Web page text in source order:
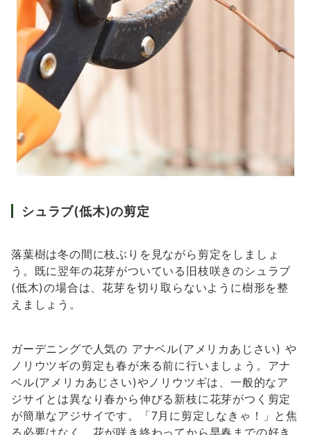
シュラブ(低木)の剪定
落葉樹は冬の間に枝ぶりを見ながら剪定をしましょ
う。既に翌年の花芽がついている旧枝咲きのシュラブ
(低木)の場合は、花芽を切り取らないように樹形を整
えましょう。
ガーデニングで人気の アナベル(アメリカあじさい) や
ノリウツギの剪定も春が来る前に行いましょう。アナ
ベル(アメリカあじさい)やノリウツギは、一般的なア
ジサイとは異なり春から伸びる新枝に花芽がつく剪定
が簡単なアジサイです。「7月に剪定しなきゃ！」と焦
る必要はなく、花が咲き終わってから早春までの好き